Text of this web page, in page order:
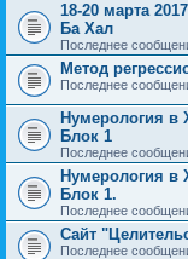
18-20 марта
Ба Хал
Последнее
Метод
Последнее
Нумерология в
Блок 1
Последнее
Нумерология в
Блок 1.
Последнее
Сайт
Последнее